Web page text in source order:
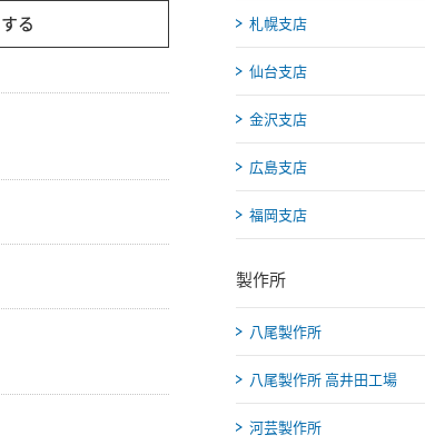
る 札幌支店
仙台支店
金沢支店
広島支店
福岡支店
製作所
八尾製作所
八尾製作所 高井田工場
河芸製作所